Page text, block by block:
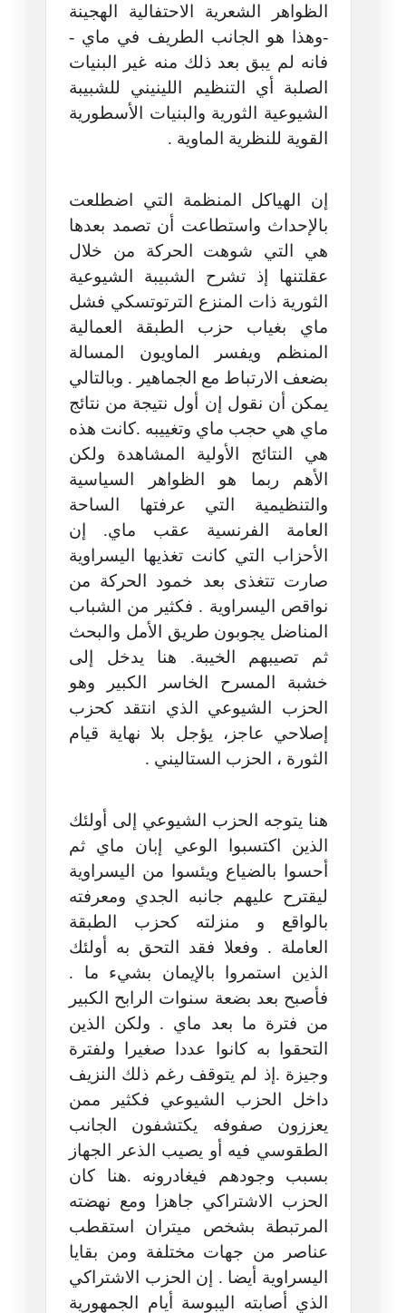
الظواهر الشعرية الاحتفالية الهجينة
-وهذا هو الجانب الطريف في ماي -
فانه لم يبق بعد ذلك منه غير البنيات
الصلبة أي التنظيم اللينيني للشبيبة
الشيوعية الثورية والبنيات الأسطورية
القوية للنظرية الماوية .
إن الهياكل المنظمة التي اضطلعت
بالإحداث واستطاعت أن تصمد بعدها
هي التي شوهت الحركة من خلال
عقلتنها إذ تشرح الشبيبة الشيوعية
الثورية ذات المنزع الترتوتسكي فشل
ماي بغياب حزب الطبقة العمالية
المنظم ويفسر الماويون المسالة
بضعف الارتباط مع الجماهير . وبالتالي
يمكن أن نقول إن أول نتيجة من نتائج
ماي هي حجب ماي وتغييبه .كانت هذه
هي النتائج الأولية المشاهدة ولكن
الأهم ربما هو الظواهر السياسية
والتنظيمية التي عرفتها الساحة
العامة الفرنسية عقب ماي. إن
الأحزاب التي كانت تغذيها اليسراوية
صارت تتغذى بعد خمود الحركة من
نواقص اليسراوية . فكثير من الشباب
المناضل يجوبون طريق الأمل والبحث
ثم تصيبهم الخيبة. هنا يدخل إلى
خشبة المسرح الخاسر الكبير وهو
الحزب الشيوعي الذي انتقد كحزب
إصلاحي عاجز، يؤجل بلا نهاية قيام
الثورة ، الحزب الستاليني .
هنا يتوجه الحزب الشيوعي إلى أولئك
الذين اكتسبوا الوعي إبان ماي ثم
أحسوا بالضياع ويئسوا من اليسراوية
ليقترح عليهم جانبه الجدي ومعرفته
بالواقع و منزلته كحزب الطبقة
العاملة . وفعلا فقد التحق به أولئك
الذين استمروا بالإيمان بشيء ما .
فأصبح بعد بضعة سنوات الرابح الكبير
من فترة ما بعد ماي . ولكن الذين
التحقوا به كانوا عددا صغيرا ولفترة
وجيزة .إذ لم يتوقف رغم ذلك النزيف
داخل الحزب الشيوعي فكثير ممن
يعززون صفوفه يكتشفون الجانب
الطقوسي فيه أو يصيب الذعر الجهاز
بسبب وجودهم فيغادرونه .هنا كان
الحزب الاشتراكي جاهزا ومع نهضته
المرتبطة بشخص ميتران استقطب
عناصر من جهات مختلفة ومن بقايا
اليسراوية أيضا . إن الحزب الاشتراكي
الذي أصابته اليبوسة أيام الجمهورية